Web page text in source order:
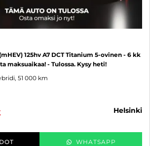
125hv A7 DCT Titanium 5-ovinen - 6 kk
maksuaikaa! - Tulossa. Kysy heti!
51 000 km
helsinki
WHATSAPP